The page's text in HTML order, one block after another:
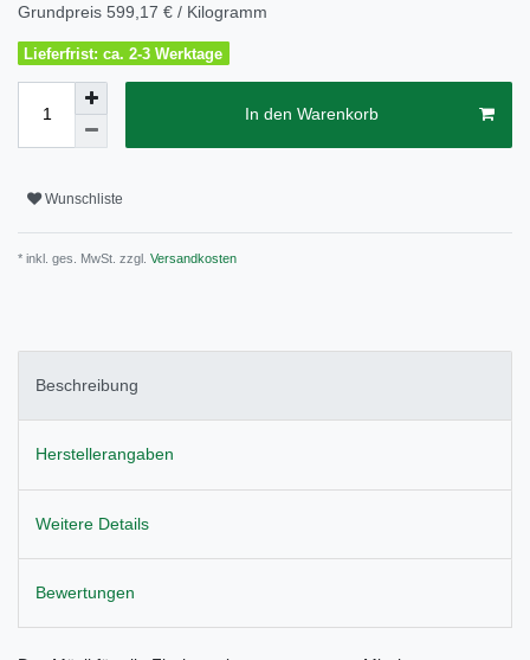
Grundpreis 599,17 € / Kilogramm
Lieferfrist: ca. 2-3 Werktage
In den Warenkorb
Wunschliste
* inkl. ges. MwSt. zzgl. Versandkosten
Beschreibung
Herstellerangaben
Weitere Details
Bewertungen